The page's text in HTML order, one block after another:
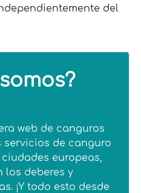
del
web de canguros
servicios de canguro
europeas,
los deberes y
¡Y todo esto desde